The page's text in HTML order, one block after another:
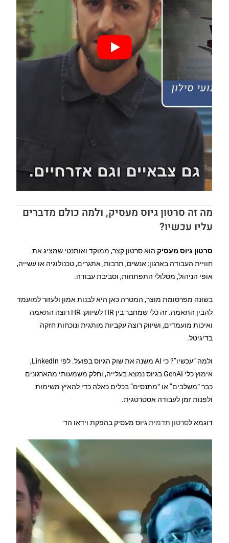
מה זה סרטון גיוס מעסיק, ולמה כולם מדברים
עליו עכשיו?
סרטון גיוס מעסיק הוא סרטון קצר, ממוקד ואותנטי שמציג את
חוויית העבודה בארגון: אנשים, תרבות, אתגרים, טכנולוגיה או עשייה,
אופי הניהול, מסלולי התפתחות, וסביבת עבודה.
בשונה מפרסומת מוצר, המטרה כאן היא לבנות אמון ולעזור למועמד
להבין התאמה. זה כלי שמחבר בין HR לשיווק: HR רוצה התאמה
ואיכות מועמדים, ושיווק רוצה עקביות מותגית ונוכחות חזקה
בדיגיטל.
ולמה “עכשיו”? כי AI משנה את שוק הגיוס בפועל. לפי LinkedIn,
אימוץ כלי GenAI בגיוס נמצא בעלייה, וחלק משמעותי מהארגונים
כבר “משלבים” או “מתנסים” בכלים כאלה כדי להאיץ משימות
ולפנות זמן לעבודה אסטרטגית.
דוגמא לסרטון תדמיתגיוס מעסיק בהפקת וידאו הד